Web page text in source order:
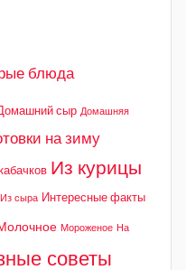
блюда
сыр Домашняя
на зиму
Из курицы
Из сыра Интересные факты
Мороженое На
советы